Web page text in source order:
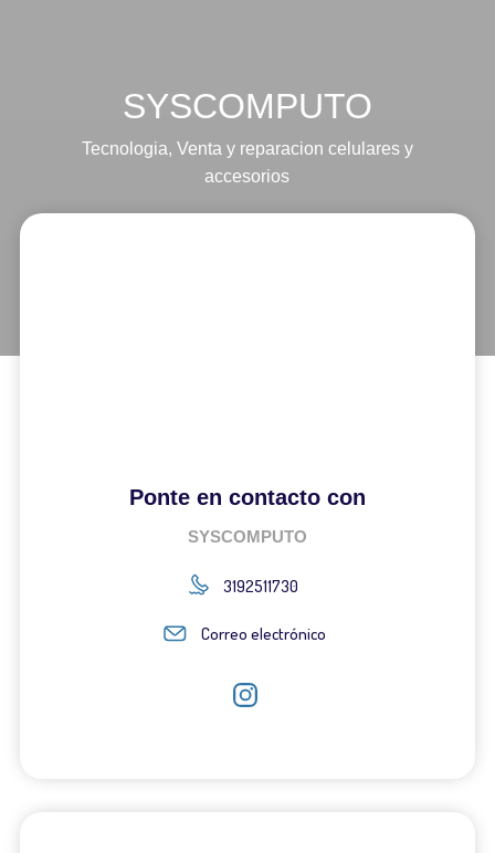
SYSCOMPUTO
Tecnologia, Venta y reparacion celulares y
accesorios
Ponte en contacto con
SYSCOMPUTO
3192511730
Correo electrónico